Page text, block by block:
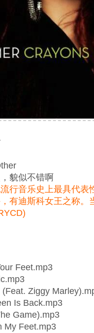
貌似不错啊
行音乐史上最具代表
有迪斯科女王之称。
Feet.mp3
Ziggy
Is Back.mp3
Game).mp3
My Feet.mp3